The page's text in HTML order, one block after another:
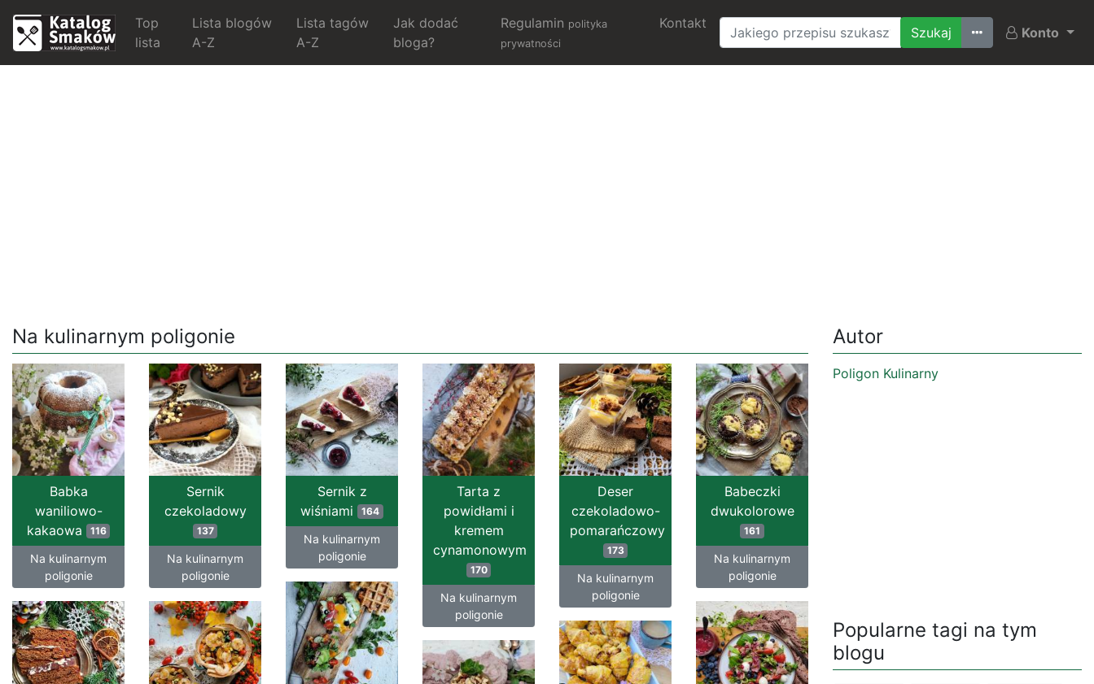
Top
lista
Lista blogów
A-Z
Lista tagów
A-Z
Jak dodać
bloga?
Regulamin polityka
prywatności
Kontakt
Ostatnio szukane
Konto
Na kulinarnym poligonie
Babka
waniliowo-
kakaowa
116
Na kulinarnym
poligonie
Sernik
czekoladowy
137
Na kulinarnym
poligonie
Sernik z
wiśniami 164
Na kulinarnym
poligonie
Tarta z
powidłami i
kremem
cynamonowym
170
Na kulinarnym
poligonie
Deser
czekoladowo-
pomarańczowy
173
Na kulinarnym
poligonie
Babeczki
dwukolorowe
161
Na kulinarnym
poligonie
Autor
Poligon Kulinarny
Popularne tagi na tym
blogu